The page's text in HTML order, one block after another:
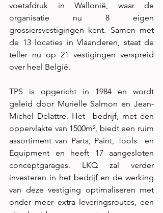
voetafdruk in Wallonië, waar de
organisatie nu 8 eigen
grossiersvestigingen kent. Samen met
de 13 locaties in Vlaanderen, staat de
teller nu op 21 vestigingen verspreid
over heel België.
TPS is opgericht in 1984 en wordt
geleid door Murielle Salmon en Jean-
Michel Delattre. Het  bedrijf, met een
oppervlakte van 1500m², biedt een ruim
assortiment van Parts, Paint, Tools  en
Equipment en heeft 17 aangesloten
conceptgarages. LKQ zal verder
investeren in het bedrijf en de werking
van deze vestiging optimaliseren met
onder meer extra leveringsroutes, een